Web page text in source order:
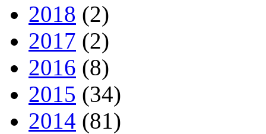
2018 (2)
2017 (2)
2016 (8)
2015 (34)
2014 (81)